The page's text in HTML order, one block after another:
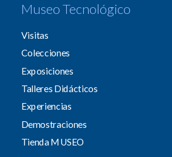
Museo Tecnológico
Visitas
Colecciones
Exposiciones
Talleres Didácticos
Experiencias
Demostraciones
Tienda MUSEO